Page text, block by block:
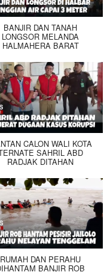
BANJIR DAN TANAH
LONGSOR MELANDA
HALMAHERA BARAT
CALON WALI KOTA
SAHRIL ABD
RADJAK DITAHAN
RUMAH DAN PERAHU
BANJIR ROB